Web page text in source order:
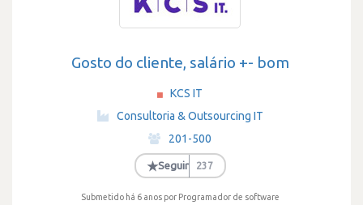
Gosto do cliente, salário +- bom
KCS IT
·
Consultoria & Outsourcing IT
·
201-500
·
★Seguir 237
Submetido há 6 anos por Programador de software